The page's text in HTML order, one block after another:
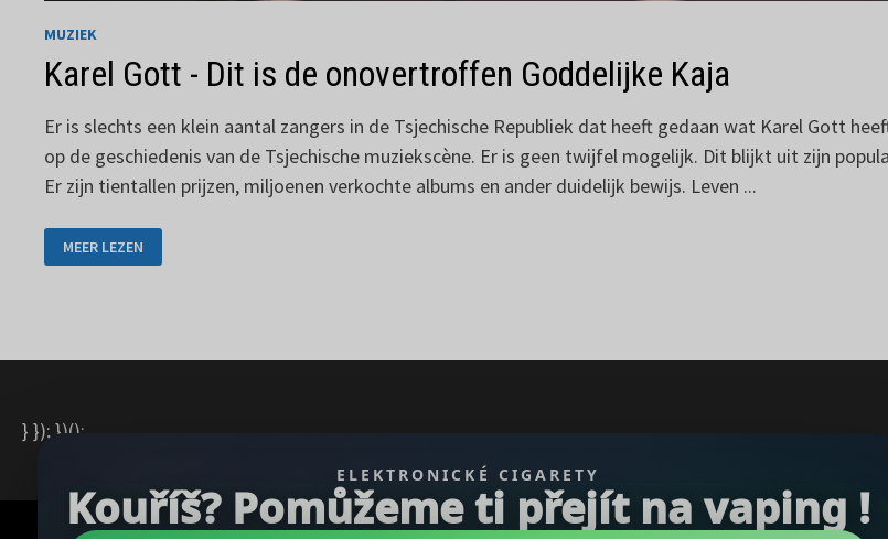
MUZIEK
Karel Gott - Dit is de onovertroffen Goddelijke Kaja
Er is slechts een klein aantal zangers in de Tsjechische Republiek dat heeft gedaan wat Karel Gott
op de geschiedenis van de Tsjechische muziekscène. Er is geen twijfel mogelijk. Dit blijkt uit zijn
Er zijn tientallen prijzen, miljoenen verkochte albums en ander duidelijk bewijs. Leven ...
GOTT
-
KAJA
MEER LEZEN
ELEKTRONICKÉ CIGARETY
Kouříš? Pomůžeme ti přejít na vaping !
} }); })();